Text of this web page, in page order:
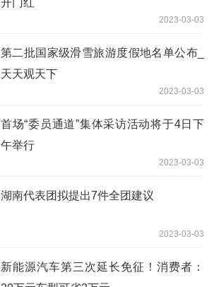
2023-03-03
第二批国家级滑雪旅游度假地名单公布_
天天观天下
2023-03-03
首场“委员通道”集体采访活动将于4日下
午举行
2023-03-03
湖南代表团拟提出7件全团建议
2023-03-03
新能源汽车第三次延长免征！消费者：